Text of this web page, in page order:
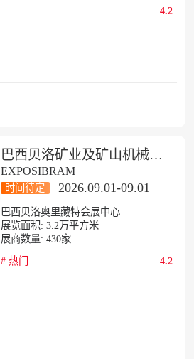
4.2
巴西贝洛矿业及矿山机械展览会
EXPOSIBRAM
时间待定 2026.09.01-09.01
巴西贝洛奥里藏特会展中心
展览面积: 3.2 万平方米
展商数量: 430家
# 热门 4.2